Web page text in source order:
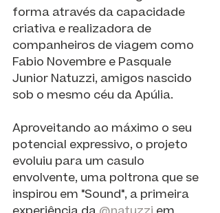
forma através da capacidade
criativa e realizadora de
companheiros de viagem como
Fabio Novembre e Pasquale
Junior Natuzzi, amigos nascido
sob o mesmo céu da Apúlia.
Aproveitando ao máximo o seu
potencial expressivo, o projeto
evoluiu para um casulo
envolvente, uma poltrona que se
inspirou em "Sound", a primeira